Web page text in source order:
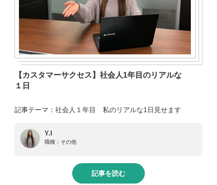
【カスタマーサクセス】社会人1年目のリアルな
１日
記事テーマ：社会人１年目 私のリアルな1日見せます
Y.I
職種： その他
記事を読む